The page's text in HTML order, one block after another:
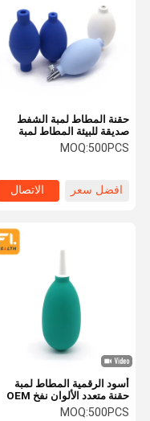
حقنة المطاط لمبة الشفط
صديقة للبيئة المطاط لمبة
الهواء مضخة حقنة المطاط
لمبة
MOQ:500PCS
افضل سعر الاتصال
أسود الرقمية المطاط لمبة
حقنة متعدد الألوان نفخ OEM
المتاحة خفيفة الوزن
MOQ:500PCS